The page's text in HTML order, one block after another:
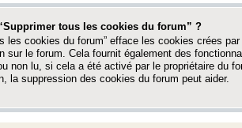
tous les cookies du forum” ?
les cookies du forum” efface les cookies crées
sur le forum. Cela fournit également des
non lu, si cela a été activé par le propriétaire du
la suppression des cookies du forum peut aider.